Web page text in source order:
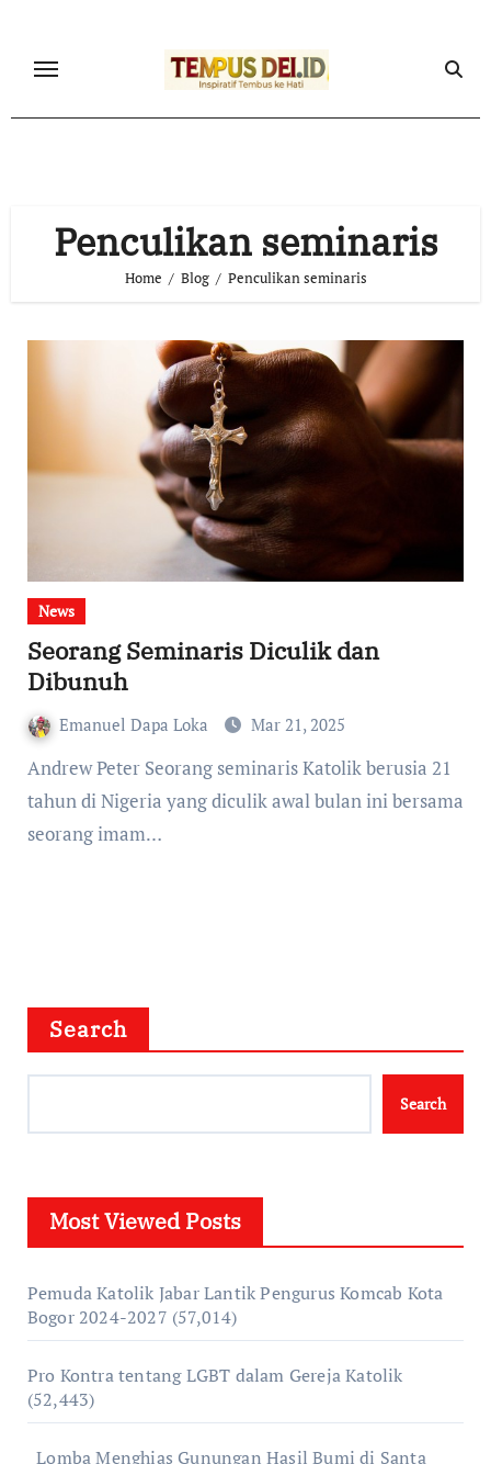
content
Penculikan seminaris
Home Blog Penculikan seminaris
News
Seorang Seminaris Diculik dan
Dibunuh
Emanuel Dapa Loka Mar 21, 2025
Andrew Peter Seorang seminaris Katolik berusia 21
tahun di Nigeria yang diculik awal bulan ini bersama
seorang imam…
Search
Search
Most Viewed Posts
Pemuda Katolik Jabar Lantik Pengurus Komcab Kota
Bogor 2024-2027 (57,014)
Pro Kontra tentang LGBT dalam Gereja Katolik
(52,443)
Lomba Menghias Gunungan Hasil Bumi di Santa